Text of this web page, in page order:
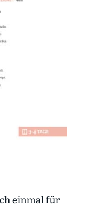
einmal für